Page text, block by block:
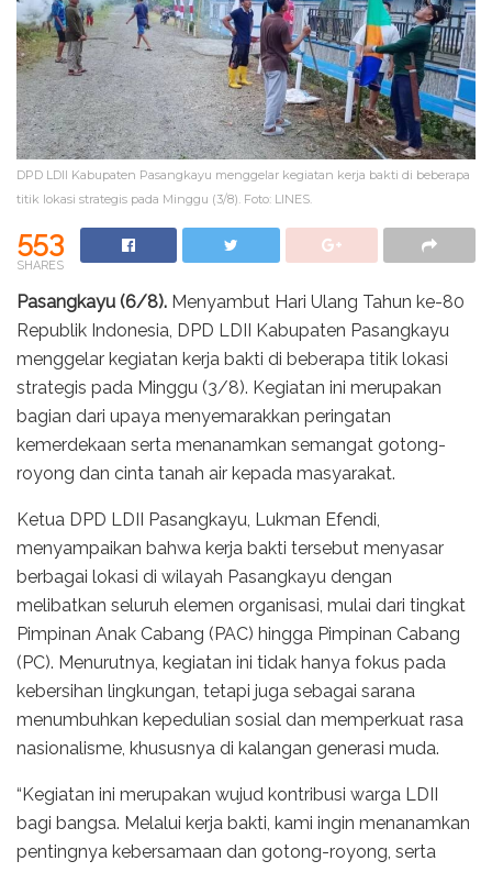
DPD LDII Kabupaten Pasangkayu menggelar kegiatan kerja bakti di beberapa
titik lokasi strategis pada Minggu (3/8). Foto: LINES.
553
SHARES
Pasangkayu (6/8). Menyambut Hari Ulang Tahun ke-80
Republik Indonesia, DPD LDII Kabupaten Pasangkayu
menggelar kegiatan kerja bakti di beberapa titik lokasi
strategis pada Minggu (3/8). Kegiatan ini merupakan
bagian dari upaya menyemarakkan peringatan
kemerdekaan serta menanamkan semangat gotong-
royong dan cinta tanah air kepada masyarakat.
Ketua DPD LDII Pasangkayu, Lukman Efendi,
menyampaikan bahwa kerja bakti tersebut menyasar
berbagai lokasi di wilayah Pasangkayu dengan
melibatkan seluruh elemen organisasi, mulai dari tingkat
Pimpinan Anak Cabang (PAC) hingga Pimpinan Cabang
(PC). Menurutnya, kegiatan ini tidak hanya fokus pada
kebersihan lingkungan, tetapi juga sebagai sarana
menumbuhkan kepedulian sosial dan memperkuat rasa
nasionalisme, khususnya di kalangan generasi muda.
“Kegiatan ini merupakan wujud kontribusi warga LDII
bagi bangsa. Melalui kerja bakti, kami ingin menanamkan
pentingnya kebersamaan dan gotong-royong, serta